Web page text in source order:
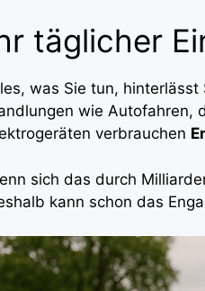
täglicher
was Sie tun, hinterlässt
wie Autofahren,
verbrauchen
sich das durch
kann schon das